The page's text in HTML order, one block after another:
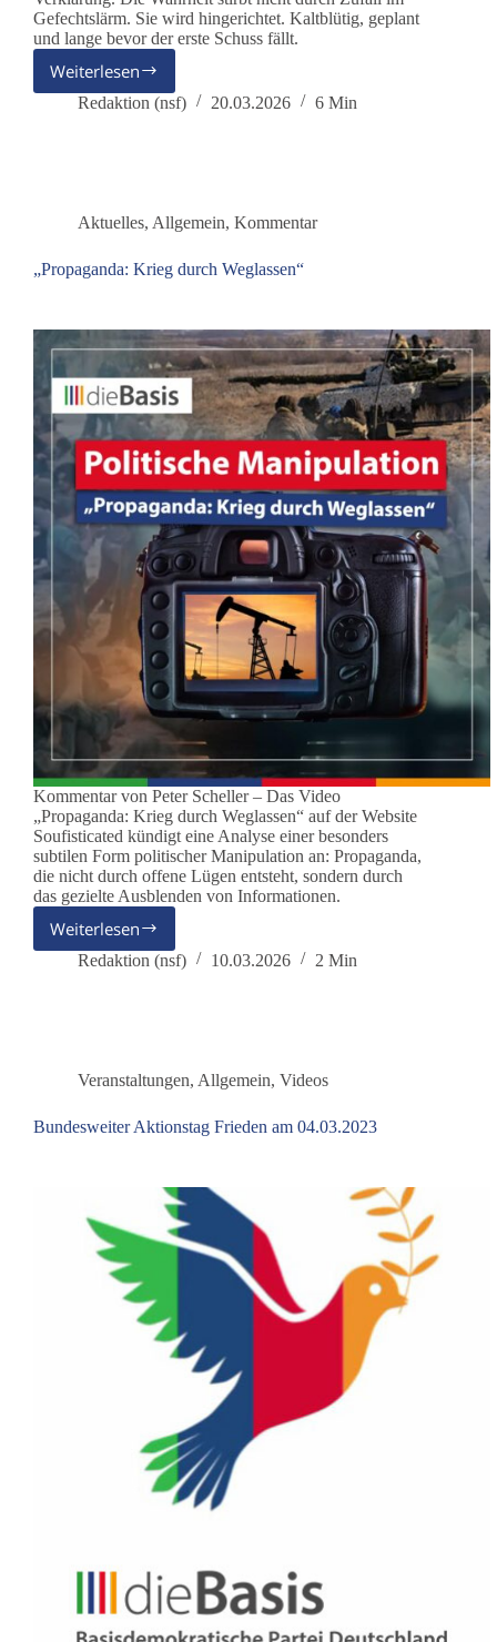
Gefechtslärm. Sie wird hingerichtet. Kaltblütig, geplant
und lange bevor der erste Schuss fällt.
Weiterlesen
CASUS
BELLI:
den
Krieg
maßgeschneidert
wird
Redaktion (nsf) 20.03.2026 6 Min
Aktuelles, Allgemein, Kommentar
„Propaganda: Krieg durch Weglassen“
Kommentar von Peter Scheller – Das Video
„Propaganda: Krieg durch Weglassen“ auf der Website
Soufisticated kündigt eine Analyse einer besonders
subtilen Form politischer Manipulation an: Propaganda,
die nicht durch offene Lügen entsteht, sondern durch
das gezielte Ausblenden von Informationen.
Weiterlesen„Propaganda:
Krieg
Redaktion (nsf) 10.03.2026 2 Min
Veranstaltungen, Allgemein, Videos
Bundesweiter Aktionstag Frieden am 04.03.2023